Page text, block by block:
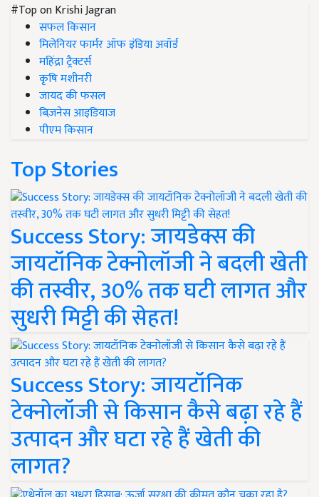
#Top on Krishi Jagran
सफल किसान
मिलेनियर फार्मर ऑफ इंडिया अवॉर्ड
महिंद्रा ट्रैक्टर्स
कृषि मशीनरी
जायद की फसल
बिज़नेस आइडियाज
पीएम किसान
Top Stories
Success Story: जायडेक्स की
जायटॉनिक टेक्नोलॉजी ने बदली खेती
की तस्वीर, 30% तक घटी लागत और
सुधरी मिट्टी की सेहत!
Success Story: जायटॉनिक
टेक्नोलॉजी से किसान कैसे बढ़ा रहे हैं
उत्पादन और घटा रहे हैं खेती की
लागत?